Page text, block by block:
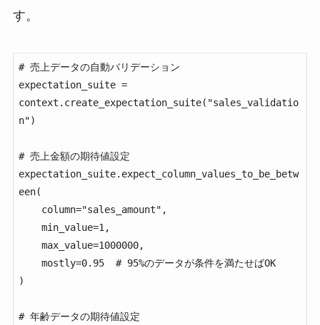
す。
# 売上データの自動バリデーション
expectation_suite =
context.create_expectation_suite("sales_validatio
n")
# 売上金額の期待値設定
expectation_suite.expect_column_values_to_be_betw
een(
)
# 年齢データの期待値設定